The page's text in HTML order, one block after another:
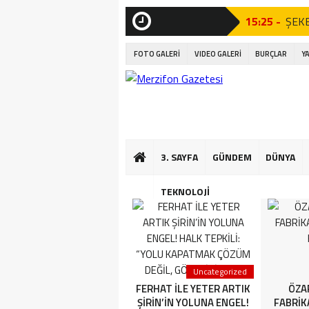
15:25 -
21:23 - AÇI
16:56 -
16:44 -
FOTO GALERİ VIDEO GALERİ BURÇLAR
3. SAYFA GÜNDEM DÜNYA
TEKNOLOJİ
Uncategorized
FERHAT İLE YETER ARTIK
ŞİRİN’İN YOLUNA ENGEL!